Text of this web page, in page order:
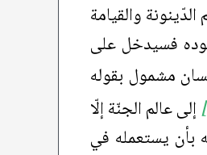
والقيامة
فسيدخل على
مشمول بقوله
إلى عالم الجنّة إلّا
بأن يستعمله في